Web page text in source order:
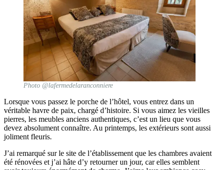
Photo @lafermedelaranconniere
Lorsque vous passez le porche de l’hôtel, vous entrez dans un
véritable havre de paix, chargé d’histoire. Si vous aimez les vieilles
pierres, les meubles anciens authentiques, c’est un lieu que vous
devez absolument connaître. Au printemps, les extérieurs sont aussi
joliment fleuris.
J’ai remarqué sur le site de l’établissement que les chambres avaient
été rénovées et j’ai hâte d’y retourner un jour, car elles semblent